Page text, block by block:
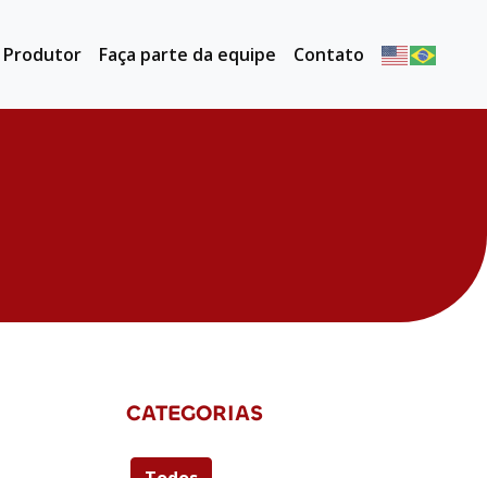
Produtor Faça parte da equipe Contato
CATEGORIAS